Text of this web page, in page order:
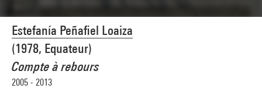
Estefanía Peñafiel Loaiza
(1978, Equateur)
Compte à rebours
2005 - 2013